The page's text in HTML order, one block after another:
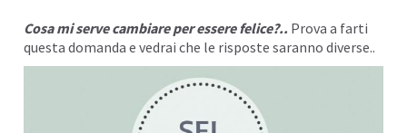
Cosa mi serve cambiare per essere felice?.. Prova a farti
questa domanda e vedrai che le risposte saranno diverse..